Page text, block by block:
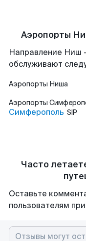
Аэропорты
Направление Ниш
обслуживают
Аэропорты Ниша
Аэропорты
Симферополь SIP
Часто
Оставьте
пользователям